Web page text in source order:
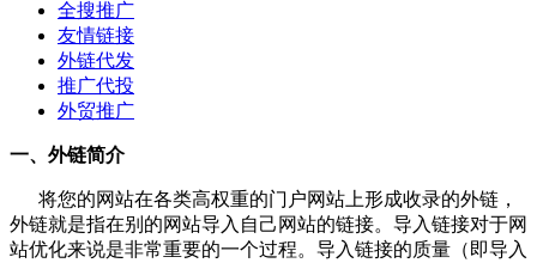
全搜推广
友情链接
外链代发
推广代投
外贸推广
一、外链简介
将您的网站在各类高权重的门户网站上形成收录的外链，
外链就是指在别的网站导入自己网站的链接。导入链接对于网
站优化来说是非常重要的一个过程。导入链接的质量（即导入